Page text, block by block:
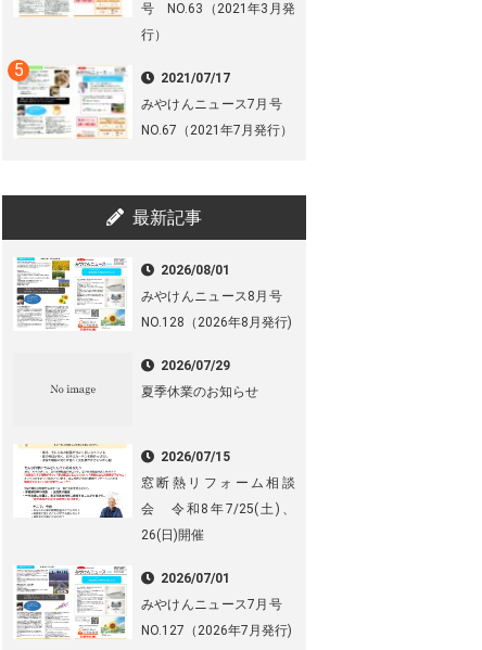
号 NO.63（2021年3月発
行）
2021/07/17
みやけんニュース7月号
NO.67（2021年7月発行）
最新記事
2026/08/01
みやけんニュース8月号
NO.128（2026年8月発行)
2026/07/29
夏季休業のお知らせ
2026/07/15
窓断熱リフォーム相談
会 令和8年7/25(土)、
26(日)開催
2026/07/01
みやけんニュース7月号
NO.127（2026年7月発行)